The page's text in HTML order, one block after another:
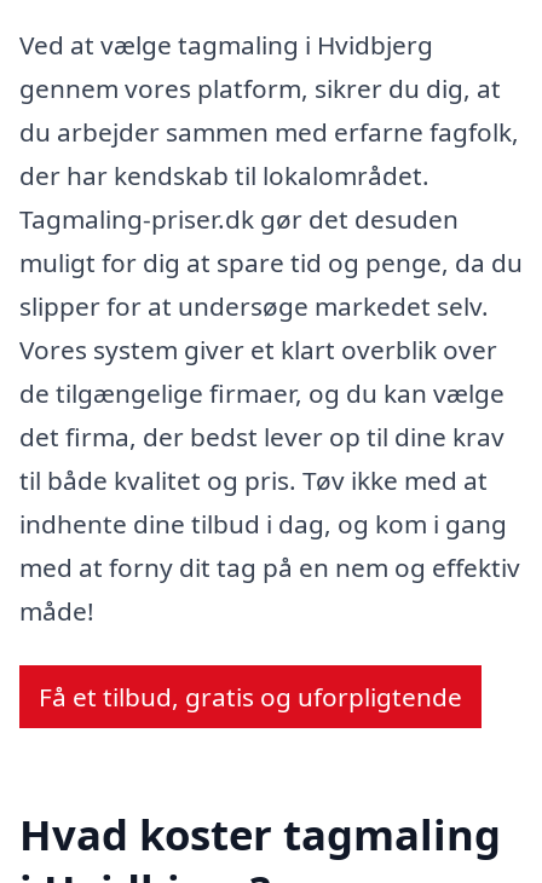
Ved at vælge tagmaling i Hvidbjerg
gennem vores platform, sikrer du dig, at
du arbejder sammen med erfarne fagfolk,
der har kendskab til lokalområdet.
Tagmaling-priser.dk gør det desuden
muligt for dig at spare tid og penge, da du
slipper for at undersøge markedet selv.
Vores system giver et klart overblik over
de tilgængelige firmaer, og du kan vælge
det firma, der bedst lever op til dine krav
til både kvalitet og pris. Tøv ikke med at
indhente dine tilbud i dag, og kom i gang
med at forny dit tag på en nem og effektiv
måde!
Få et tilbud, gratis og uforpligtende
Hvad koster tagmaling